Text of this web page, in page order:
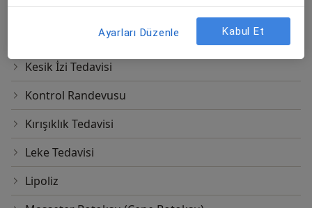
Kesik İzi Tedavisi
Kontrol Randevusu
Kırışıklık Tedavisi
Leke Tedavisi
Lipoliz
Ayarları Düzenle Kabul Et